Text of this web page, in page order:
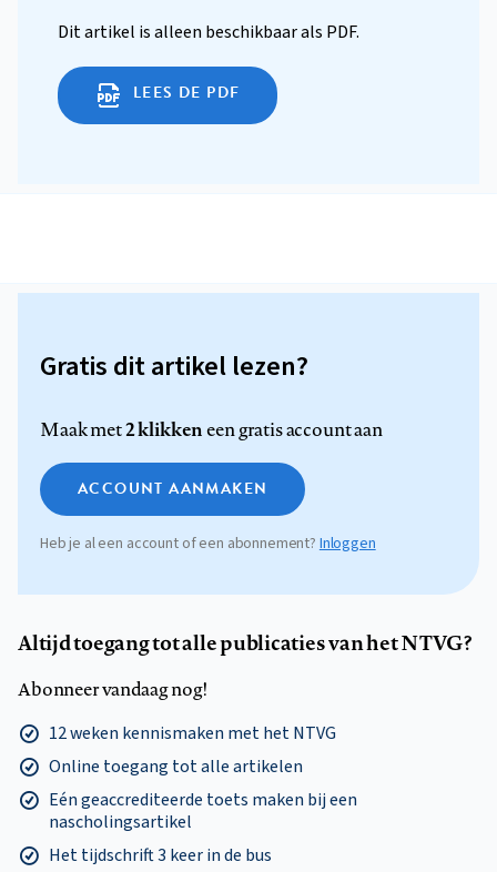
Dit artikel is alleen beschikbaar als PDF.
LEES DE PDF
Gratis dit artikel lezen?
Maak met2 klikkeneen gratis account aan
ACCOUNT AANMAKEN
Heb je al een account of een abonnement? Inloggen
Altijd toegang tot alle publicaties van het NTVG?
Abonneer vandaag nog!
12 weken kennismaken met het NTVG
Online toegang tot alle artikelen
Eén geaccrediteerde toets maken bij een
nascholingsartikel
Het tijdschrift 3 keer in de bus